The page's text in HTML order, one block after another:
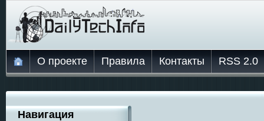
О проекте Правила Контакты RSS 2.0
Навигация